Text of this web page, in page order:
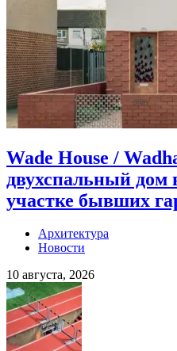
Wade House /
двухспальный дом
участке бывших
Архитектура
Новости
10 августа, 2026